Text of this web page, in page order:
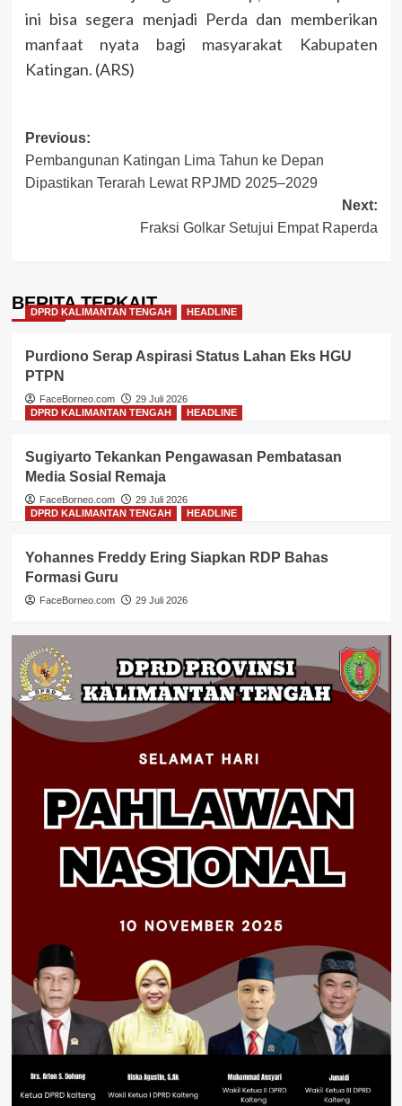
ini bisa segera menjadi Perda dan memberikan
manfaat nyata bagi masyarakat Kabupaten
Katingan. (ARS)
Post
navigation
Previous:
Pembangunan Katingan Lima Tahun ke Depan
Dipastikan Terarah Lewat RPJMD 2025–2029
Next:
Fraksi Golkar Setujui Empat Raperda
BERITA TERKAIT
DPRD KALIMANTAN TENGAH HEADLINE
Purdiono Serap Aspirasi Status Lahan Eks HGU
PTPN
FaceBorneo.com
29 Juli 2026
DPRD KALIMANTAN TENGAH
HEADLINE
Sugiyarto Tekankan Pengawasan Pembatasan
Media Sosial Remaja
FaceBorneo.com
29 Juli 2026
DPRD KALIMANTAN TENGAH
HEADLINE
Yohannes Freddy Ering Siapkan RDP Bahas
Formasi Guru
FaceBorneo.com 29 Juli 2026